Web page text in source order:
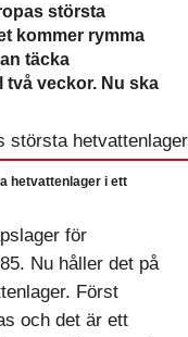
största
kommer rymma
täcka
veckor. Nu ska
hetvattenlager i ett
för
Nu håller det på
Först
och det är ett